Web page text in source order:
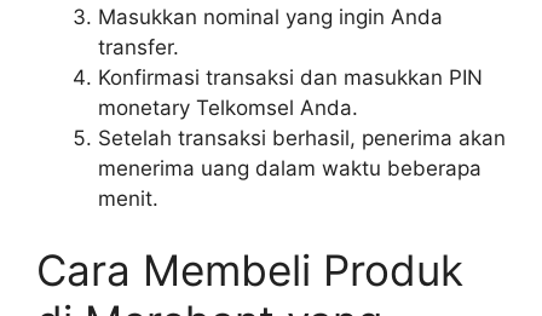
Masukkan nominal yang ingin Anda
transfer.
Konfirmasi transaksi dan masukkan PIN
monetary Telkomsel Anda.
Setelah transaksi berhasil, penerima akan
menerima uang dalam waktu beberapa
menit.
Cara Membeli Produk